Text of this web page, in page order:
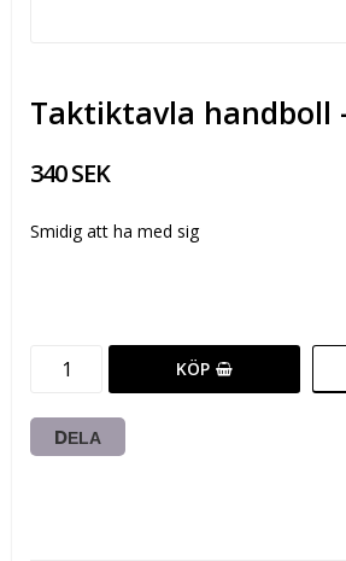
Taktiktavla handboll
340 SEK
Smidig att ha med sig
KÖP
DELA